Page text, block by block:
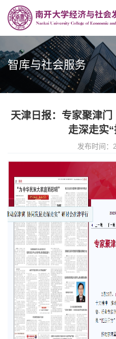
智库与社会服务
天津日报：专家聚津
走深走实
发布时间：